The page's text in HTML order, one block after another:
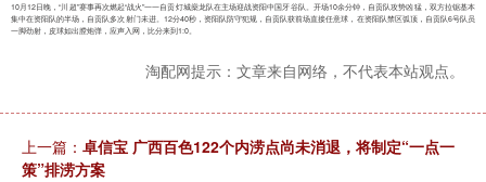
10月12日晚，“川超”赛事再次燃起“战火”一一自贡灯城燊龙队在主场迎战资阳中国牙谷队。开场10余分钟，自贡队攻势凶猛，双方拉锯基本
集中在资阳队的半场，自贡队多次射门未进。12分40秒，资阳队防守犯规，自贡队获前场直接任意球，在资阳队禁区弧顶，自贡队6号队员
一脚劲射，皮球如出膛炮弹，应声入网，比分来到1:0。
淘配网提示：文章来自网络，不代表本站观点。
上一篇： 卓信宝 广西百色122个内涝点尚未消退，将制定“一点一
策”排涝方案